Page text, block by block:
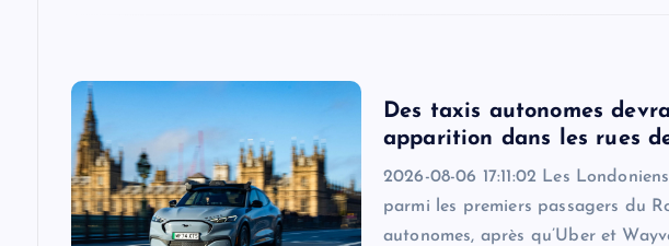
Des taxis autonomes
apparition dans les rues
2026-08-06 17:11:02 Les
parmi les premiers passagers du
autonomes, après qu’Uber et